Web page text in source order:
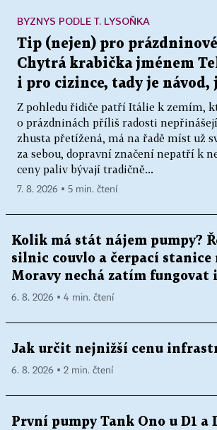
Tip (nejen) pro prázdninové
Chytrá krabička jménem
i pro cizince, tady je
Z pohledu řidiče patří Itálie k zemím,
o prázdninách příliš radosti
zhusta přetížená, má na řadě míst už
za sebou, dopravní značení nepatří k
ceny paliv bývají tradičně...
BYZNYS PODLE T. LYSOŇKA
7. 8. 2026 ▪ 5 min. čtení
Kolik má stát nájem pumpy?
silnic couvlo a čerpací stanice
Moravy nechá zatím fungovat
6. 8. 2026 ▪ 4 min. čtení
Jak určit nejnižší cenu
6. 8. 2026 ▪ 2 min. čtení
První pumpy Tank Ono u D1 a